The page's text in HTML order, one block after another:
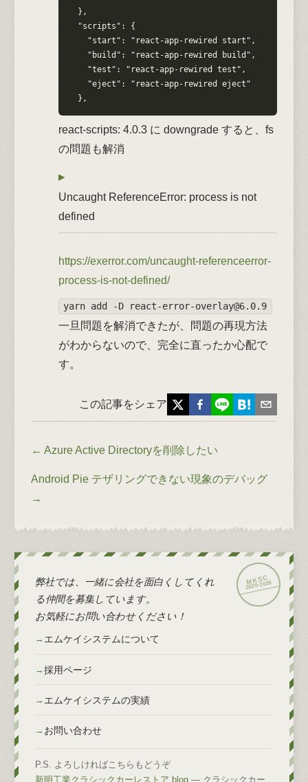
  },
  "scripts": {
    "start": "react-app-rewired start",
    "build": "react-app-rewired build",
    "test": "react-app-rewired test",
    "eject": "react-app-rewired eject"
  },
react-scripts: 4.0.3 に downgrade すると、fs
の問題も解消
Uncaught ReferenceError: process is not
defined
https://exerror.com/uncaught-referenceerror-
process-is-not-defined/
yarn add -D react-error-overlay@6.0.9
一旦問題を解消できたが、問題の再現方法
がわからないので、完全に直ったか心配で
す。
この記事をシェア
← Azure Active Directoryを削除したい
Android Pie テザリングできない現象のデバッグ
→
2020-2026
弊社では、一緒に会社を面白くしてくれ
る仲間を募集しています。
お気軽にお問い合わせください！
エムケイシステムについて
採用ページ
エムケイシステムの実績
お問い合わせ
P.S. よろしければこちらもどうぞ
新明工業クラシックカーレストア blog — クラシックカー